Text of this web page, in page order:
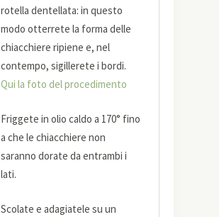
rotella dentellata: in questo
modo otterrete la forma delle
chiacchiere ripiene e, nel
contempo, sigillerete i bordi.
Qui la foto del procedimento
Friggete in olio caldo a 170° fino
a che le chiacchiere non
saranno dorate da entrambi i
lati.
Scolate e adagiatele su un